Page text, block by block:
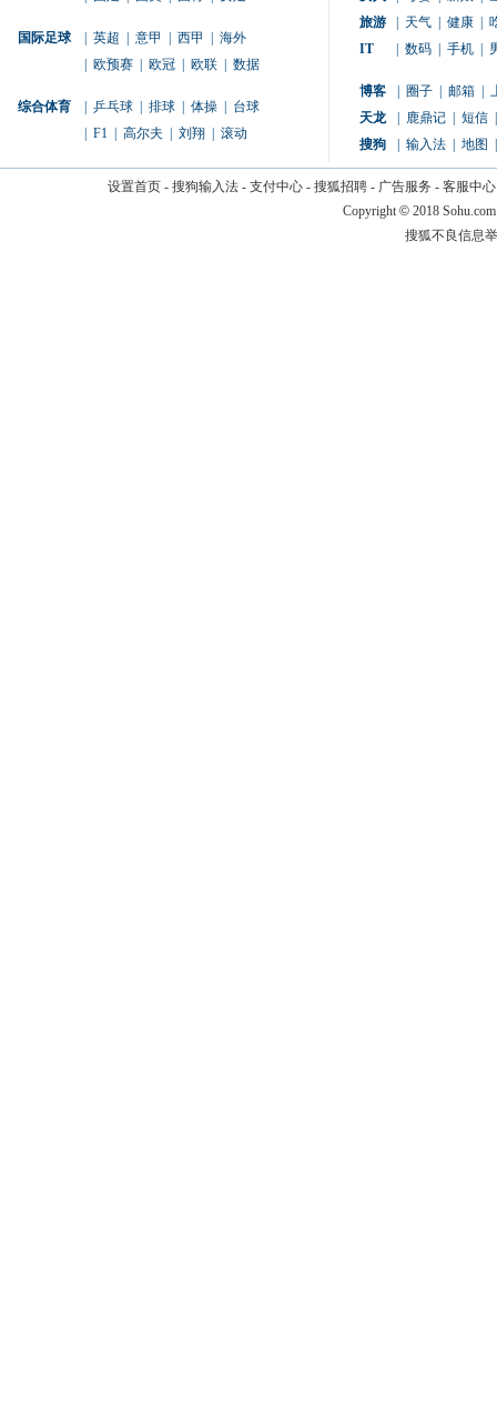
国际足球 英超 意甲 西甲
海外
欧预赛 欧冠 欧联 数据
综合体育 乒乓球 排球 体操
台球
F1 高尔夫 刘翔 滚动
旅游
天气 健康
IT
数码 手机
博客 圈子 邮箱
天龙
鹿鼎记 短信
搜狗
输入法 地图
设置首页- 搜狗输入法- 支付中心- 搜狐招聘- 广告服务 - 客服中心
Copyright © 2018
搜狐不良信息